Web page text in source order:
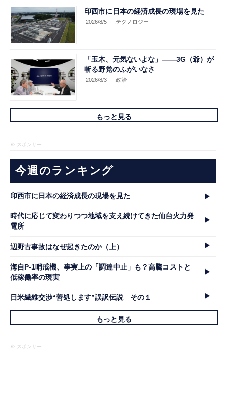
印西市に日本の経済成長の現場を見た
2026/8/5 .テクノロジー
「玉木、元気ないよな」――3G（爺）が
斬る野党のふがいなさ
2026/8/3 .政治
もっと見る
※ スポンサー
今週のランキング
印西市に日本の経済成長の現場を見た
時代に応じて変わりつつ地域を支え続けてきた仙台火力発
電所
辺野古事故はなぜ起きたのか（上）
海自P-1哨戒機、事実上の「調達中止」も？高騰コストと
低稼働率の現実
日米繊維交渉“善処します”誤訳伝説 その１
もっと見る
※ スポンサー